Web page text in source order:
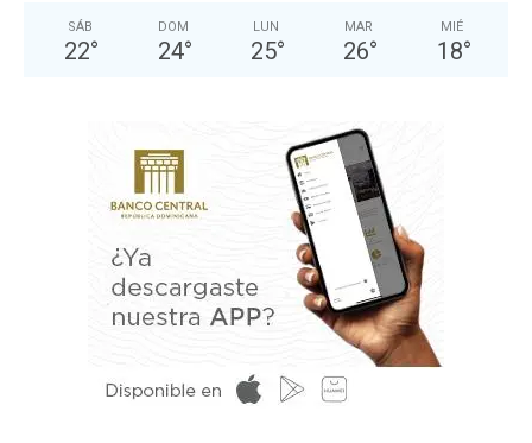
SÁB
22°
DOM
24°
LUN
25°
MAR
26°
MIÉ
18°